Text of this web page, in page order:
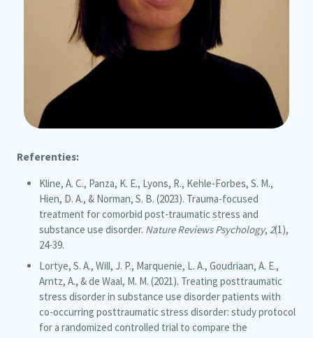
Referenties:
Kline, A. C., Panza, K. E., Lyons, R., Kehle-Forbes, S. M.,
Hien, D. A., & Norman, S. B. (2023). Trauma-focused
treatment for comorbid post-traumatic stress and
substance use disorder. Nature Reviews Psychology, 2(1),
24-39.
Lortye, S. A., Will, J. P., Marquenie, L. A., Goudriaan, A. E.,
Arntz, A., & de Waal, M. M. (2021). Treating posttraumatic
stress disorder in substance use disorder patients with
co-occurring posttraumatic stress disorder: study protocol
for a randomized controlled trial to compare the